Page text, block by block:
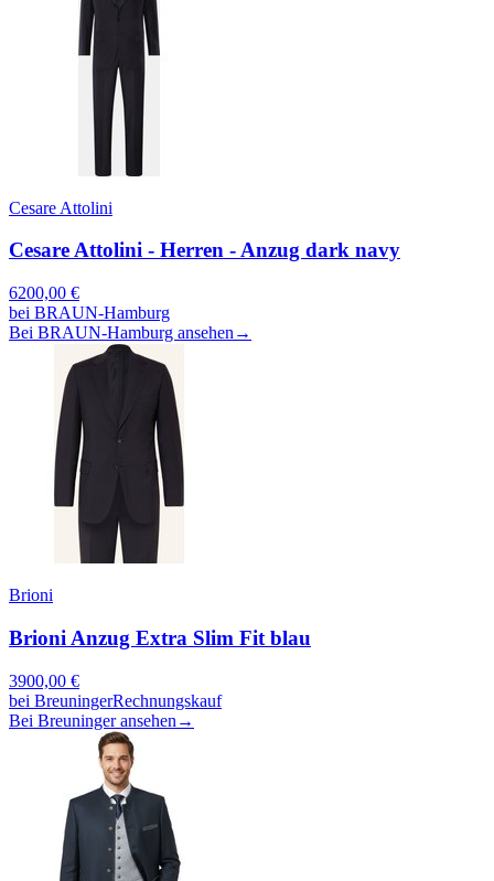
Cesare Attolini
Cesare Attolini - Herren - Anzug dark navy
6200,00 €
bei BRAUN-Hamburg
Bei BRAUN-Hamburg ansehen →
Brioni
Brioni Anzug Extra Slim Fit blau
3900,00 €
bei BreuningerRechnungskauf
Bei Breuninger ansehen →